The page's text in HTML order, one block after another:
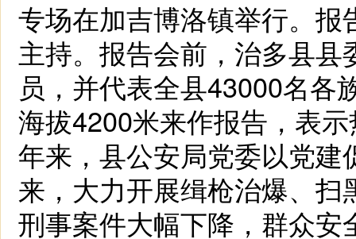
专场在加吉博洛镇举行。
主持。报告会前，治多县
员，并代表全县43000名各
海拔4200米来作报告，表
年来，县公安局党委以党
来，大力开展缉枪治爆、
刑事案件大幅下降，群众